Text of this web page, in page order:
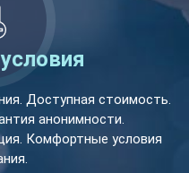
Доступная стоимость.
анонимности.
Комфортные условия